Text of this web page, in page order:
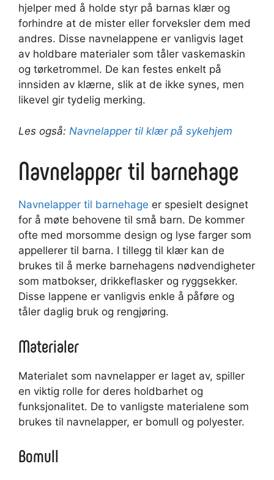
hjelper med å holde styr på barnas klær og
forhindre at de mister eller forveksler dem med
andres. Disse navnelappene er vanligvis laget
av holdbare materialer som tåler vaskemaskin
og tørketrommel. De kan festes enkelt på
innsiden av klærne, slik at de ikke synes, men
likevel gir tydelig merking.
Les også: Navnelapper til klær på sykehjem
Navnelapper til barnehage
Navnelapper til barnehage er spesielt designet
for å møte behovene til små barn. De kommer
ofte med morsomme design og lyse farger som
appellerer til barna. I tillegg til klær kan de
brukes til å merke barnehagens nødvendigheter
som matbokser, drikkeflasker og ryggsekker.
Disse lappene er vanligvis enkle å påføre og
tåler daglig bruk og rengjøring.
Materialer
Materialet som navnelapper er laget av, spiller
en viktig rolle for deres holdbarhet og
funksjonalitet. De to vanligste materialene som
brukes til navnelapper, er bomull og polyester.
Bomull